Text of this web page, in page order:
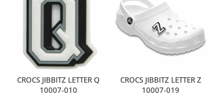
CROCS JIBBITZ LETTER Q
10007-010
CROCS JIBBITZ LETTER Z
10007-019